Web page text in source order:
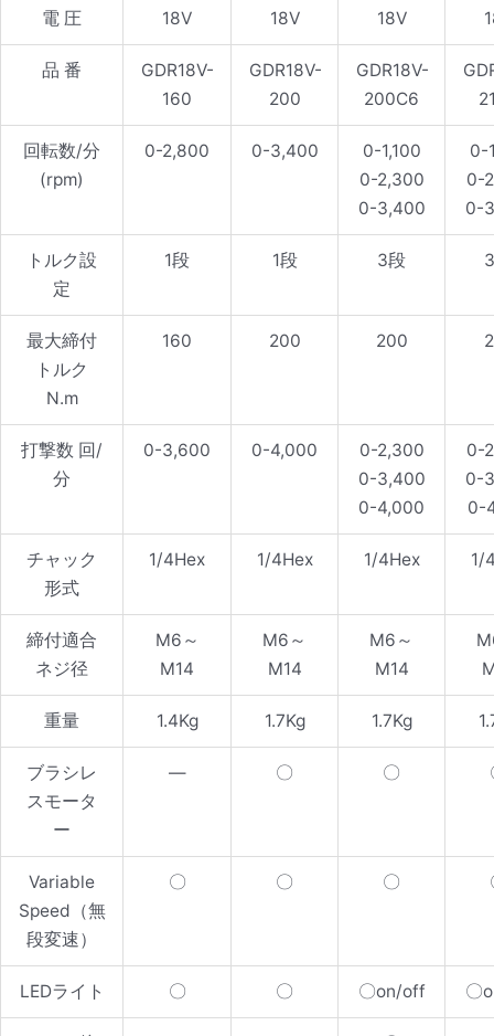
電 圧 18V 18V 18V
品 番
GDR18V-
160
GDR18V-
200
GDR18V-
200C6
回転数/分
(rpm)
0-2,800 0-3,400
0-1,100
0-2,300
0-3,400
0-
0-
0-
トルク設
定
1段 1段 3段
最大締付
トルク
N.m
160 200 200
打撃数 回/
分
0-3,600 0-4,000
0-2,300
0-3,400
0-4,000
0-
0-
0-
チャック
形式
1/4Hex 1/4Hex 1/4Hex 1/
締付適合
ネジ径
M6～
M14
M6～
M14
M6～
M14
重量 1.4Kg 1.7Kg 1.7Kg
ブラシレ
スモータ
ー
— 〇 〇
Variable
Speed（無
段変速）
〇 〇 〇
LEDライト 〇 〇 〇on/off 〇